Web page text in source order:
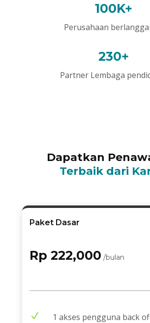
100K+
Perusahaan
230+
Partner Lembaga
Dapatkan
Terbaik dari
Paket Dasar
Rp 222,000 /bulan
N 1 akses pengguna back